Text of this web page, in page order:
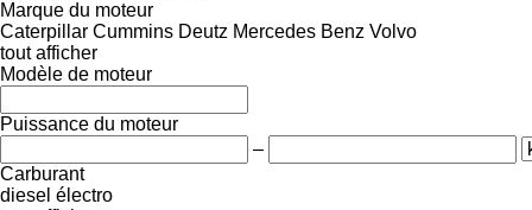
Marque du moteur
Caterpillar Cummins Deutz Mercedes Benz Volvo
tout afficher
Modèle de moteur
Puissance du moteur
–
Carburant
diesel électro